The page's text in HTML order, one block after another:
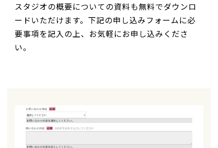
スタジオの概要についての資料も無料でダウンロ
ードいただけます。下記の申し込みフォームに必
要事項を記入の上、お気軽にお申し込みくださ
い。